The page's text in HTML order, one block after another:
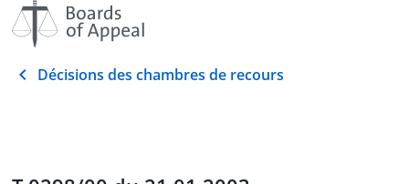
Décisions des chambres de recours